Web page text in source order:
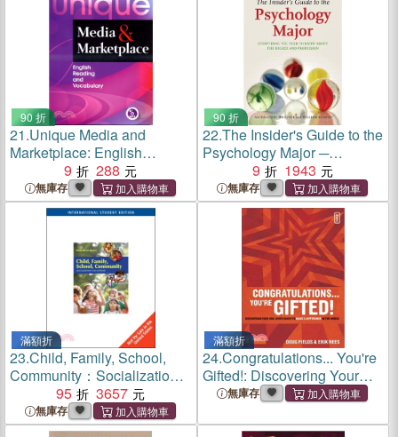
90 折
21.Unique Media and
Marketplace: English
Reading and Vocabulary (附
MP3一片)
9 288
無庫存
90 折
22.The Insider's Guide to the
Psychology Major ─
Everything You Need to
Know About the Degree and
Profession
9 1943
無庫存
滿額折
23.Child, Family, School,
Community：Socialization
and Support, International
Edition
95 3657
無庫存
滿額折
24.Congratulations... You're
Gifted!: Discovering Your
God-given Shape to Make a
無庫存